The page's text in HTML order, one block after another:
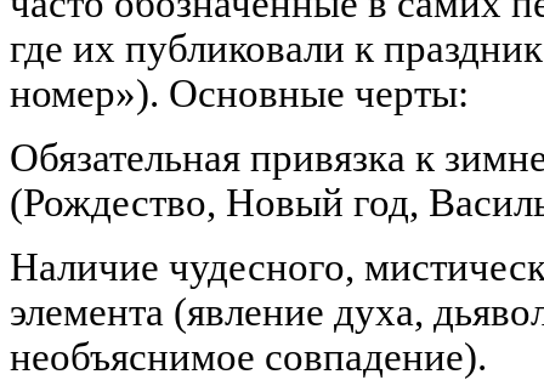
где их публиковали к
номер»). Основные черты:
Обязательная привязка к
(Рождество, Новый год,
Наличие чудесного,
элемента (явление духа,
необъяснимое совпадение).